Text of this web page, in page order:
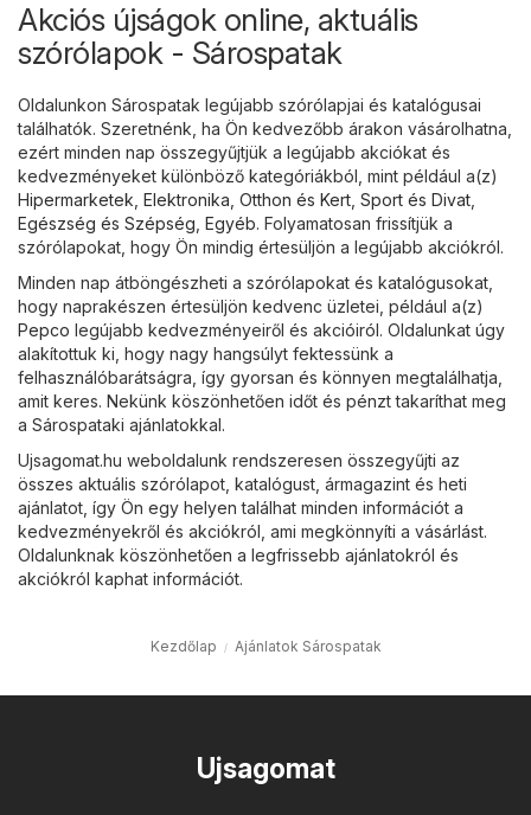
Akciós újságok online, aktuális
szórólapok - Sárospatak
Oldalunkon Sárospatak legújabb szórólapjai és katalógusai
találhatók. Szeretnénk, ha Ön kedvezőbb árakon vásárolhatna,
ezért minden nap összegyűjtjük a legújabb akciókat és
kedvezményeket különböző kategóriákból, mint például a(z)
Hipermarketek Elektronika Otthon és Kert Sport és Divat
Egészség és Szépség Egyéb. Folyamatosan frissítjük a
szórólapokat, hogy Ön mindig értesüljön a legújabb akciókról.
Minden nap átböngészheti a szórólapokat és katalógusokat,
hogy naprakészen értesüljön kedvenc üzletei, például a(z)
Pepco legújabb kedvezményeiről és akcióiról. Oldalunkat úgy
alakítottuk ki, hogy nagy hangsúlyt fektessünk a
felhasználóbarátságra, így gyorsan és könnyen megtalálhatja,
amit keres. Nekünk köszönhetően időt és pénzt takaríthat meg
a Sárospataki ajánlatokkal.
Ujsagomat.hu weboldalunk rendszeresen összegyűjti az
összes aktuális szórólapot, katalógust, ármagazint és heti
ajánlatot, így Ön egy helyen találhat minden információt a
kedvezményekről és akciókról, ami megkönnyíti a vásárlást.
Oldalunknak köszönhetően a legfrissebb ajánlatokról és
akciókról kaphat információt.
Kezdőlap Ajánlatok Sárospatak
Ujsagomat